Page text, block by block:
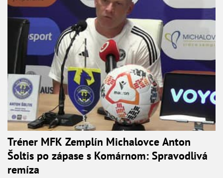
Tréner MFK Zemplín Michalovce Anton
Šoltis po zápase s Komárnom: Spravodlivá
remíza